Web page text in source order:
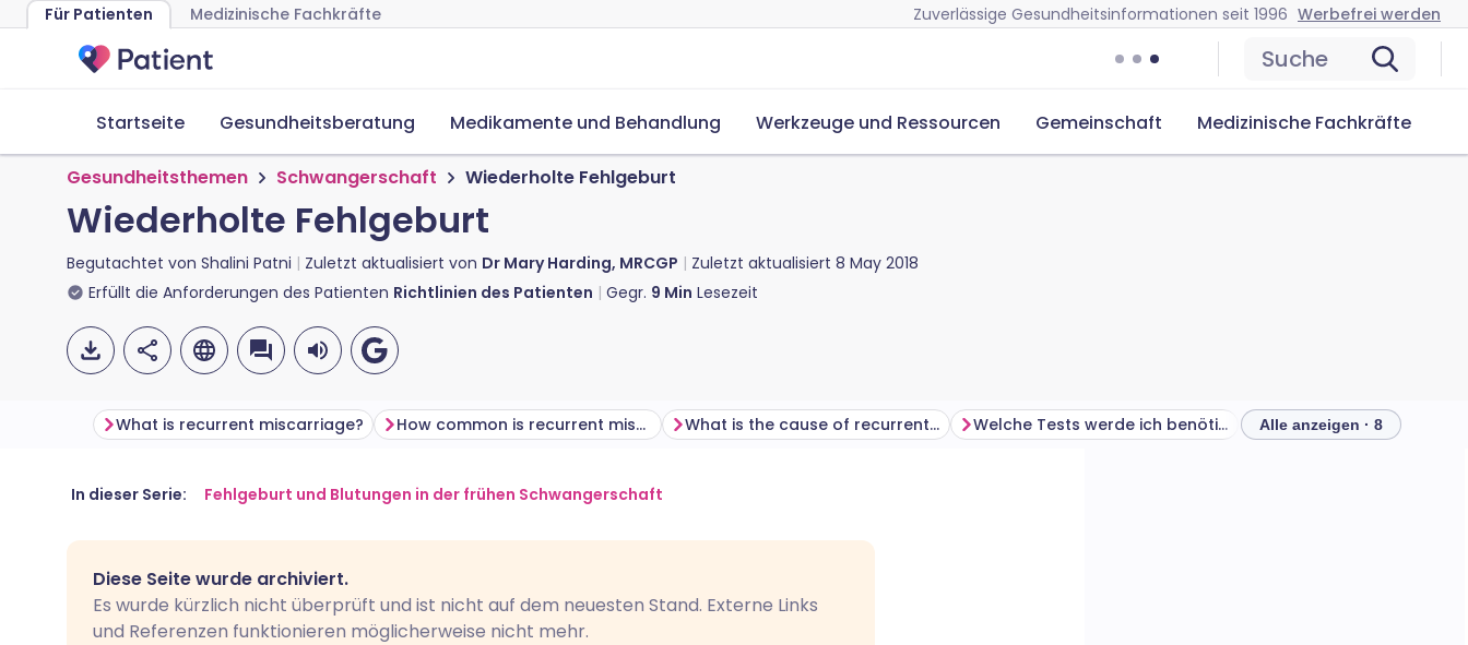
Für Patienten Medizinische Fachkräfte Zuverlässige Gesundheitsinformationen seit 1996 Werbefrei werden
Suche
Startseite Gesundheitsberatung Medikamente und Behandlung Werkzeuge und Ressourcen Gemeinschaft Medizinische Fachkräfte
Gesundheitsthemen Schwangerschaft Wiederholte Fehlgeburt
Wiederholte Fehlgeburt
Begutachtet von Shalini Patni Zuletzt aktualisiert von Dr Mary Harding, MRCGP Zuletzt aktualisiert 8 May 2018
Erfüllt die Anforderungen des Patienten Richtlinien des Patienten Gegr. 9 Min Lesezeit
Per E-Mail teilen
Teilen über LinkedIn
🇬🇧 English 🇩🇪 Deutsch
🇮🇹 Italiano 🇵🇹 Português
What is recurrent miscarriage? How common is recurrent miscarriage? What is the cause of recurrent miscarriage? Welche Tests werde ich benötigen? Alle anzeigen · 8
In dieser Serie: Fehlgeburt und Blutungen in der frühen Schwangerschaft
Diese Seite wurde archiviert.
Es wurde kürzlich nicht überprüft und ist nicht auf dem neuesten Stand. Externe Links
und Referenzen funktionieren möglicherweise nicht mehr.